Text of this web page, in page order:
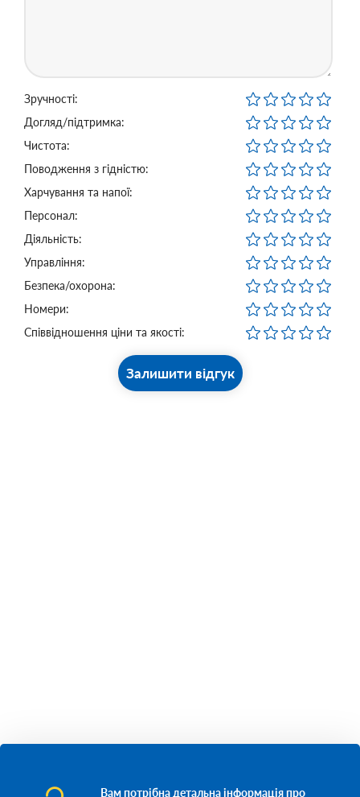
Зручності:
Догляд/підтримка:
Чистота:
Поводження з гідністю:
Харчування та напої:
Персонал:
Діяльність:
Управління:
Безпека/охорона:
Номери:
Співвідношення ціни та якості:
Залишити відгук
Вам потрібна детальна інформація про